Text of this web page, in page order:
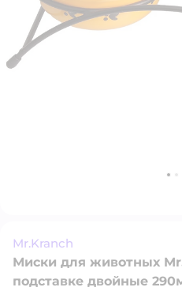
Mr.Kranch
Миски для животных
подставке двойные